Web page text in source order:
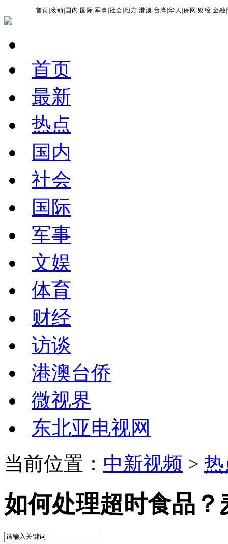
首页 |滚动 国内 国际 |军事 |社会 |地方 |港澳 台湾 |华人 |侨网 财经 |金融 |
首页
最新
热点
国内
社会
国际
军事
文娱
体育
财经
访谈
港澳台侨
微视界
东北亚电视网
当前位置： 中新视频 >
如何处理超时食品